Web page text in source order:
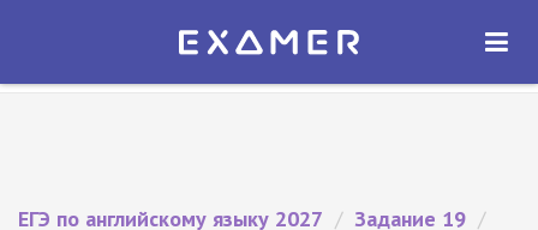
Экзамер — ЕГЭ 2027
ОТКРЫТЬ
ЕГЭ по английскому языку 2027 / Задание 19 /